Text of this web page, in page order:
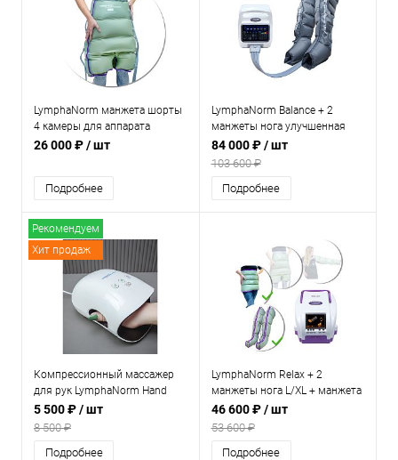
LymphaNorm манжета шорты
4 камеры для аппарата
прессотерапии и
26 000 ₽/ шт
Подробнее
LymphaNorm Balance + 2
манжеты нога улучшенная
выкройка —
профессиональный аппарат
для прессотерапии и
лимфодренажа для салона
84 000 ₽/ шт
103 600 ₽
Подробнее
Рекомендуем
Хит продаж
Новинка
Компрессионный массажер
для рук LymphaNorm Hand
Premium
5 500 ₽/ шт
8 500 ₽
Подробнее
LymphaNorm Relax + 2
манжеты нога L/XL + манжета
пояс — аппарат для
прессотерапии и
лимфодренажа для дома
46 600 ₽/ шт
53 600 ₽
Подробнее